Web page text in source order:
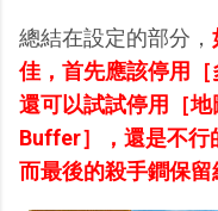
總結在設定的部分，
佳，首先應該停用［
還可以試試停用［
Buffer］，還是不行
而最後的殺手鐧保留